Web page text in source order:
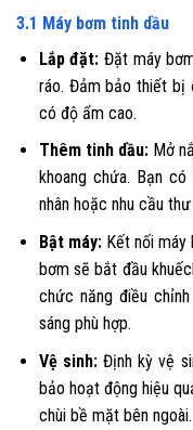
3.1 Máy bơm tinh dầu
Lắp đặt: Đặt máy
ráo. Đảm bảo thiết bị
có độ ẩm cao.
Thêm tinh dầu:Mở
khoang chứa. Bạn
nhân hoặc nhu cầu thư
Bật máy:Kết nối máy
bơm sẽ bắt đầu
chức năng điều
sáng phù hợp.
Vệ sinh:Định kỳ vệ
bảo hoạt động hiệu
chùi bề mặt bên ngoài.